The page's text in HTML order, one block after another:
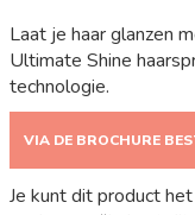
Laat je haar glanzen
Ultimate Shine
technologie.
VIA DE BROCHURE
Je kunt dit product